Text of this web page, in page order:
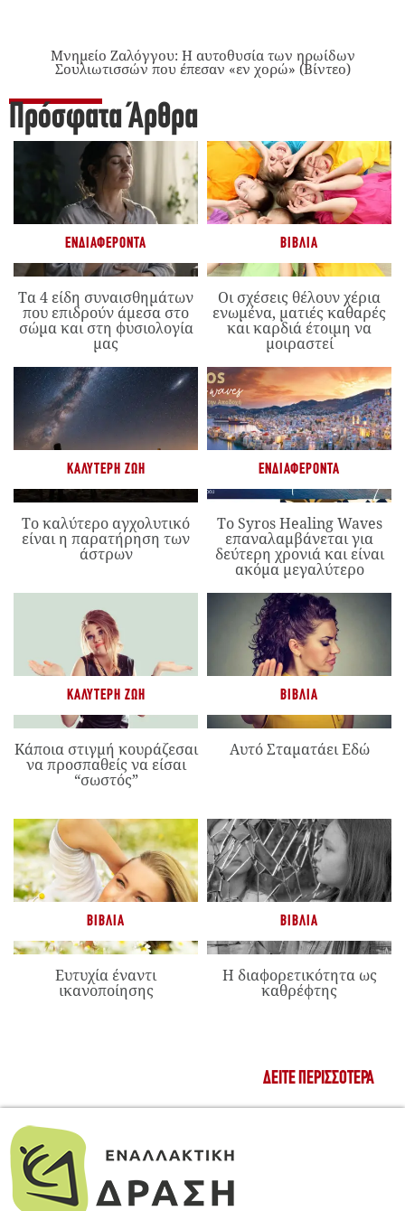
Μνημείο Ζαλόγγου: Η αυτοθυσία των ηρωίδων
Σουλιωτισσών που έπεσαν «εν χορώ» (Βίντεο)
Πρόσφατα Άρθρα
ΕΝΔΙΑΦΈΡΟΝΤΑ
Τα 4 είδη συναισθημάτων
που επιδρούν άμεσα στο
σώμα και στη φυσιολογία
μας
ΒΙΒΛΊΑ
Οι σχέσεις θέλουν χέρια
ενωμένα, ματιές καθαρές
και καρδιά έτοιμη να
μοιραστεί
ΚΑΛΎΤΕΡΗ ΖΩΉ
Το καλύτερο αγχολυτικό
είναι η παρατήρηση των
άστρων
ΕΝΔΙΑΦΈΡΟΝΤΑ
Το Syros Healing Waves
επαναλαμβάνεται για
δεύτερη χρονιά και είναι
ακόμα μεγαλύτερο
ΚΑΛΎΤΕΡΗ ΖΩΉ
Κάποια στιγμή κουράζεσαι
να προσπαθείς να είσαι
“σωστός”
ΒΙΒΛΊΑ
Αυτό Σταματάει Εδώ
ΒΙΒΛΊΑ
Ευτυχία έναντι
ικανοποίησης
ΒΙΒΛΊΑ
Η διαφορετικότητα ως
καθρέφτης
ΔΕΊΤΕ ΠΕΡΙΣΣΌΤΕΡΑ